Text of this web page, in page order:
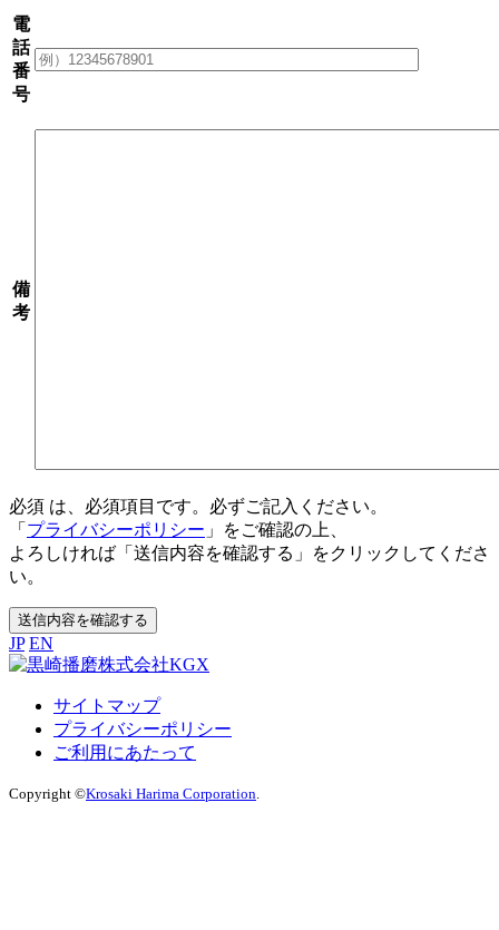
電
話
番
号
備
考
必須 は、必須項目です。必ずご記入ください。
「 プライバシーポリシー 」をご確認の上、
よろしければ「送信内容を確認する」をクリックしてくださ
い。
送信内容を確認する
JP EN
サイトマップ
プライバシーポリシー
ご利用にあたって
Copyright ©Krosaki Harima Corporation